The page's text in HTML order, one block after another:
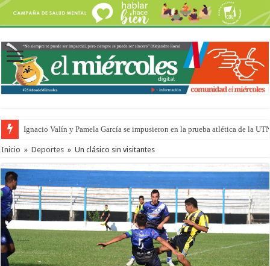
Ignacio Valín y Pamela García se impusieron en la prueba atlética de la
Inicio » Deportes » Un clásico sin visitantes